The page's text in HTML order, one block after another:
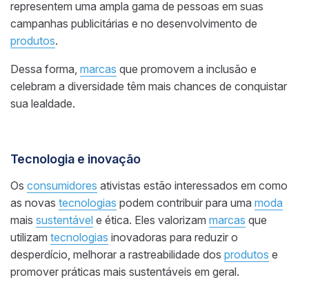
representem uma ampla gama de pessoas em suas
campanhas publicitárias e no desenvolvimento de
produtos.
Dessa forma, marcas que promovem a inclusão e
celebram a diversidade têm mais chances de conquistar
sua lealdade.
Tecnologia e inovação
Os consumidores ativistas estão interessados em como
as novas tecnologias podem contribuir para uma moda
mais sustentável e ética. Eles valorizam marcas que
utilizam tecnologias inovadoras para reduzir o
desperdício, melhorar a rastreabilidade dos produtos e
promover práticas mais sustentáveis em geral.